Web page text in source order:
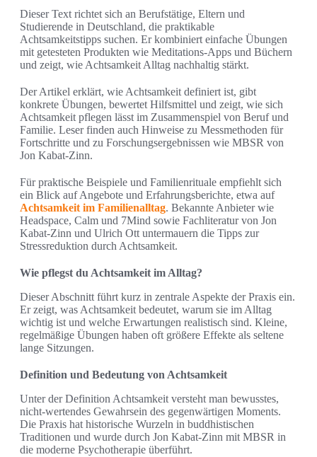
Dieser Text richtet sich an Berufstätige, Eltern und
Studierende in Deutschland, die praktikable
Achtsamkeitstipps suchen. Er kombiniert einfache Übungen
mit getesteten Produkten wie Meditations-Apps und Büchern
und zeigt, wie Achtsamkeit Alltag nachhaltig stärkt.
Der Artikel erklärt, wie Achtsamkeit definiert ist, gibt
konkrete Übungen, bewertet Hilfsmittel und zeigt, wie sich
Achtsamkeit pflegen lässt im Zusammenspiel von Beruf und
Familie. Leser finden auch Hinweise zu Messmethoden für
Fortschritte und zu Forschungsergebnissen wie MBSR von
Jon Kabat-Zinn.
Für praktische Beispiele und Familienrituale empfiehlt sich
ein Blick auf Angebote und Erfahrungsberichte, etwa auf
Achtsamkeit im Familienalltag. Bekannte Anbieter wie
Headspace, Calm und 7Mind sowie Fachliteratur von Jon
Kabat-Zinn und Ulrich Ott untermauern die Tipps zur
Stressreduktion durch Achtsamkeit.
Wie pflegst du Achtsamkeit im Alltag?
Dieser Abschnitt führt kurz in zentrale Aspekte der Praxis ein.
Er zeigt, was Achtsamkeit bedeutet, warum sie im Alltag
wichtig ist und welche Erwartungen realistisch sind. Kleine,
regelmäßige Übungen haben oft größere Effekte als seltene
lange Sitzungen.
Definition und Bedeutung von Achtsamkeit
Unter der Definition Achtsamkeit versteht man bewusstes,
nicht-wertendes Gewahrsein des gegenwärtigen Moments.
Die Praxis hat historische Wurzeln in buddhistischen
Traditionen und wurde durch Jon Kabat-Zinn mit MBSR in
die moderne Psychotherapie überführt.